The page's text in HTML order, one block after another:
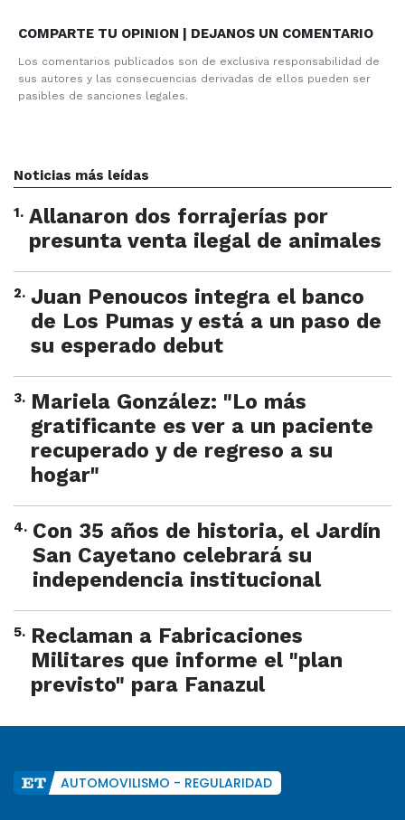
COMPARTE TU OPINION | DEJANOS UN COMENTARIO
Los comentarios publicados son de exclusiva responsabilidad de
sus autores y las consecuencias derivadas de ellos pueden ser
pasibles de sanciones legales.
Noticias más leídas
1. Allanaron dos forrajerías por
presunta venta ilegal de animales
2. Juan Penoucos integra el banco
de Los Pumas y está a un paso de
su esperado debut
3. Mariela González: "Lo más
gratificante es ver a un paciente
recuperado y de regreso a su
hogar"
4. Con 35 años de historia, el Jardín
San Cayetano celebrará su
independencia institucional
5. Reclaman a Fabricaciones
Militares que informe el "plan
previsto" para Fanazul
AUTOMOVILISMO - REGULARIDAD